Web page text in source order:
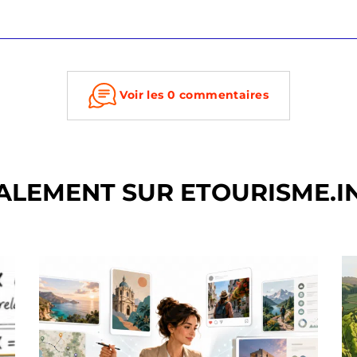
Voir les 0 commentaires
SUR